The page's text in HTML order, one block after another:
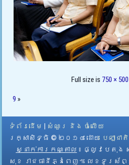
Full size is 750 × 500
9 »
ទំព័រដើម
សំណួរ និង ចំលើយ
រក្សាសិទ្ធិ © ២០១៤ ដោយ​ បេឡា
ស្នាក់ការកណ្តាល ៖ ផ្លូវបេតុង
សុខ រាជធានីភ្នំពេញ។ លេខទូរស័